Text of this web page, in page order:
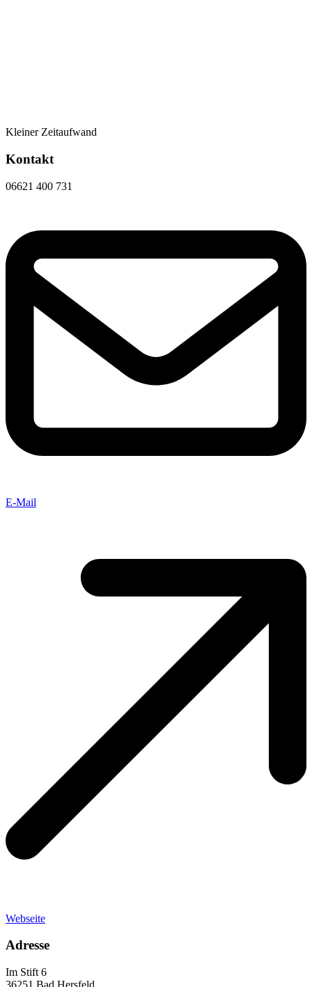
Kleiner Zeitaufwand
Kontakt
06621 400 731
E-Mail
Webseite
Adresse
Im Stift 6
36251 Bad Hersfeld